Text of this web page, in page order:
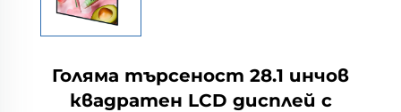
Голяма търсеност 28.1 инчов
квадратен LCD дисплей с